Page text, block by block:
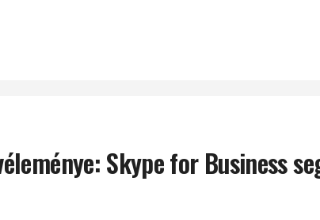
Skype for Business